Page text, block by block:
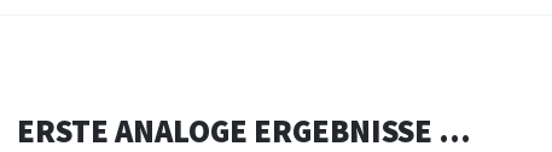
ERSTE ANALOGE ERGEBNISSE …